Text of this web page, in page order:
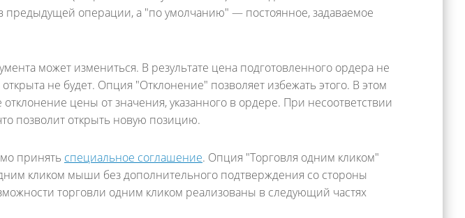
операции, а "по умолчанию" — постоянное, задаваемое
может измениться. В результате цена подготовленного ордера не
не будет. Опция "Отклонение" позволяет избежать этого. В этом
цены от значения, указанного в ордере. При несоответствии
позволит открыть новую позицию.
принять специальное соглашение. Опция "Торговля одним кликом"
кликом мыши без дополнительного подтверждения со стороны
торговли одним кликом реализованы в следующий частях